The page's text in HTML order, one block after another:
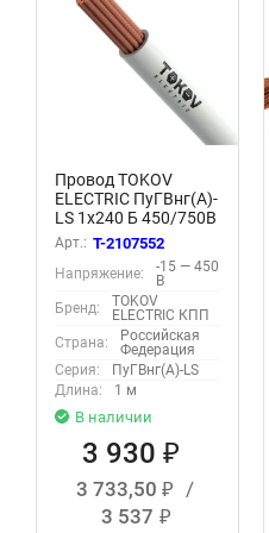
Провод TOKOV
ELECTRIC ПуГВнг(А)-
LS 1х240 Б 450/750В
(м) УТ000032041
Арт.: T-2107552
Напряжение:
-15 — 450
В
Бренд:
TOKOV
ELECTRIC КПП
Страна:
Российская
Федерация
Серия:
ПуГВнг(А)-LS
Длина:
1 м
В наличии
3 930 ₽
3 733,50 ₽
/
3 537 ₽